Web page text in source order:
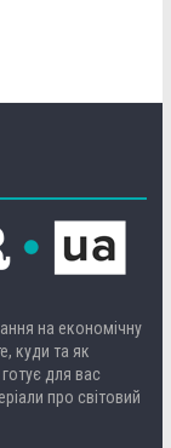
на економічну
куди та як
для вас
про світовий